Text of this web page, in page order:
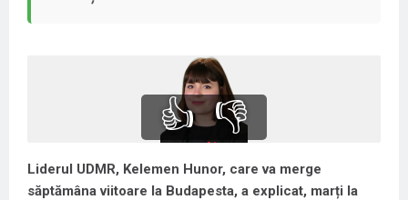
👍 👎
Liderul UDMR, Kelemen Hunor, care va merge
săptămâna viitoare la Budapesta, a explicat, marți la